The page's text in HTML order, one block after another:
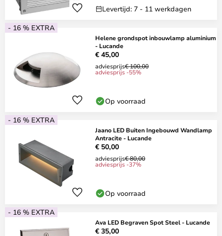
Levertijd: 7 - 11 werkdagen
- 16 % EXTRA
Helene grondspot inbouwlamp aluminium
- Lucande
€ 45,00
adviesprijs€ 100,00
adviesprijs -55%
Op voorraad
- 16 % EXTRA
Jaano LED Buiten Ingebouwd Wandlamp
Antracite - Lucande
€ 50,00
adviesprijs€ 80,00
adviesprijs -37%
Op voorraad
- 16 % EXTRA
Ava LED Begraven Spot Steel - Lucande
€ 35,00